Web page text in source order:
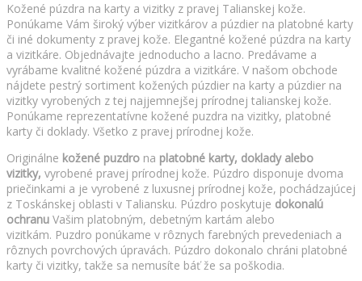
Kožené púzdra na karty a vizitky z pravej Talianskej kože.
Ponúkame Vám široký výber vizitkárov a púzdier na platobné karty
či iné dokumenty z pravej kože. Elegantné kožené púzdra na karty
a vizitkáre. Objednávajte jednoducho a lacno. Predávame a
vyrábame kvalitné kožené púzdra a vizitkáre. V našom obchode
nájdete pestrý sortiment kožených púzdier na karty a púzdier na
vizitky vyrobených z tej najjemnejšej prírodnej talianskej kože.
Ponúkame reprezentatívne kožené puzdra na vizitky, platobné
karty či doklady. Všetko z pravej prírodnej kože.
Originálne kožené puzdro na platobné karty, doklady alebo
vizitky, vyrobené pravej prírodnej kože. Púzdro disponuje dvoma
priečinkami a je vyrobené z luxusnej prírodnej kože, pochádzajúcej
z Toskánskej oblasti v Taliansku. Púzdro poskytuje dokonalú
ochranu Vašim platobným, debetným kartám alebo
vizitkám. Puzdro ponúkame v rôznych farebných prevedeniach a
rôznych povrchových úpravách. Púzdro dokonalo chráni platobné
karty či vizitky, takže sa nemusíte báť že sa poškodia.